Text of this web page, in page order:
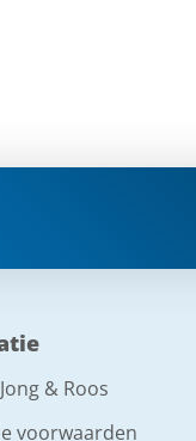
& Roos
voorwaarden